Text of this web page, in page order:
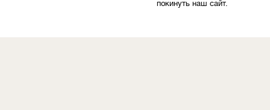
покинуть наш сайт.